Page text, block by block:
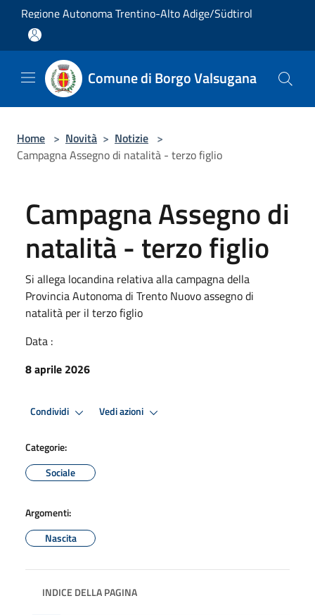
Salta al contenuto principale
Regione Autonoma Trentino-Alto Adige/Südtirol
Comune di Borgo Valsugana
Home > Novità > Notizie >
Campagna Assegno di natalità - terzo figlio
Campagna Assegno di
natalità - terzo figlio
Si allega locandina relativa alla campagna della
Provincia Autonoma di Trento Nuovo assegno di
natalità per il terzo figlio
Data :
8 aprile 2026
Condividi Vedi azioni
Categorie:
Sociale
Argomenti:
Nascita
INDICE DELLA PAGINA